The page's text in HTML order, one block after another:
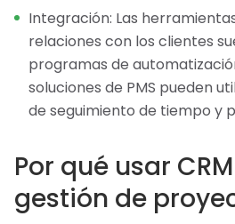
Integración: Las
relaciones con los clientes
programas de
soluciones de PMS pueden
de seguimiento de tiempo y
Por qué usar
gestión de